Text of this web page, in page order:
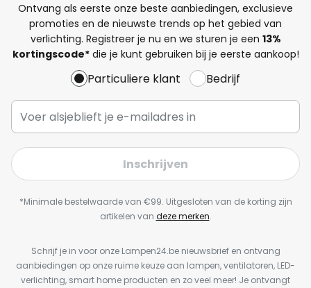
Ontvang als eerste onze beste aanbiedingen, exclusieve
promoties en de nieuwste trends op het gebied van
verlichting. Registreer je nu en we sturen je een 13%
kortingscode*die je kunt gebruiken bij je eerste aankoop!
Particuliere klant Bedrijf
Inschrijven
*Minimale bestelwaarde van €99. Uitgesloten van de korting zijn
artikelen van deze merken.
Schrijf je in voor onze Lampen24.be nieuwsbrief en ontvang
aanbiedingen op onze ruime keuze aan lampen, ventilatoren, LED-
verlichting, smart home producten en zo veel meer! Je ontvangt